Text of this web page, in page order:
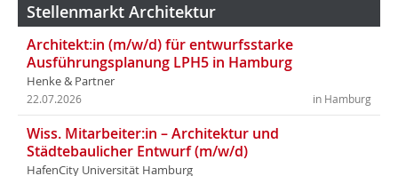
Stellenmarkt Architektur
Architekt:in (m/w/d) für entwurfsstarke
Ausführungsplanung LPH5 in Hamburg
Henke & Partner
in Hamburg
22.07.2026
Wiss. Mitarbeiter:in – Architektur und
Städtebaulicher Entwurf (m/w/d)
HafenCity Universität Hamburg